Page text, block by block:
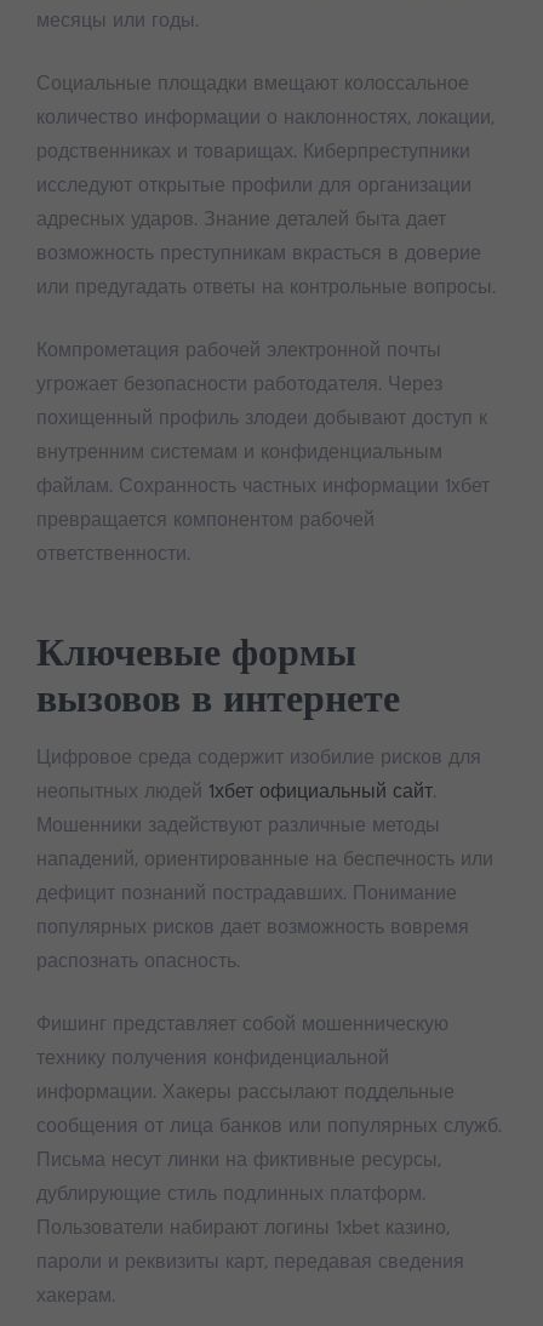
месяцы или годы.
Социальные площадки вмещают колоссальное
количество информации о наклонностях, локации,
родственниках и товарищах. Киберпреступники
исследуют открытые профили для организации
адресных ударов. Знание деталей быта дает
возможность преступникам вкрасться в доверие
или предугадать ответы на контрольные вопросы.
Компрометация рабочей электронной почты
угрожает безопасности работодателя. Через
похищенный профиль злодеи добывают доступ к
внутренним системам и конфиденциальным
файлам. Сохранность частных информации 1хбет
превращается компонентом рабочей
ответственности.
Ключевые формы
вызовов в интернете
Цифровое среда содержит изобилие рисков для
неопытных людей 1хбет официальный сайт.
Мошенники задействуют различные методы
нападений, ориентированные на беспечность или
дефицит познаний пострадавших. Понимание
популярных рисков дает возможность вовремя
распознать опасность.
Фишинг представляет собой мошенническую
технику получения конфиденциальной
информации. Хакеры рассылают поддельные
сообщения от лица банков или популярных служб.
Письма несут линки на фиктивные ресурсы,
дублирующие стиль подлинных платформ.
Пользователи набирают логины 1xbet казино,
пароли и реквизиты карт, передавая сведения
хакерам.